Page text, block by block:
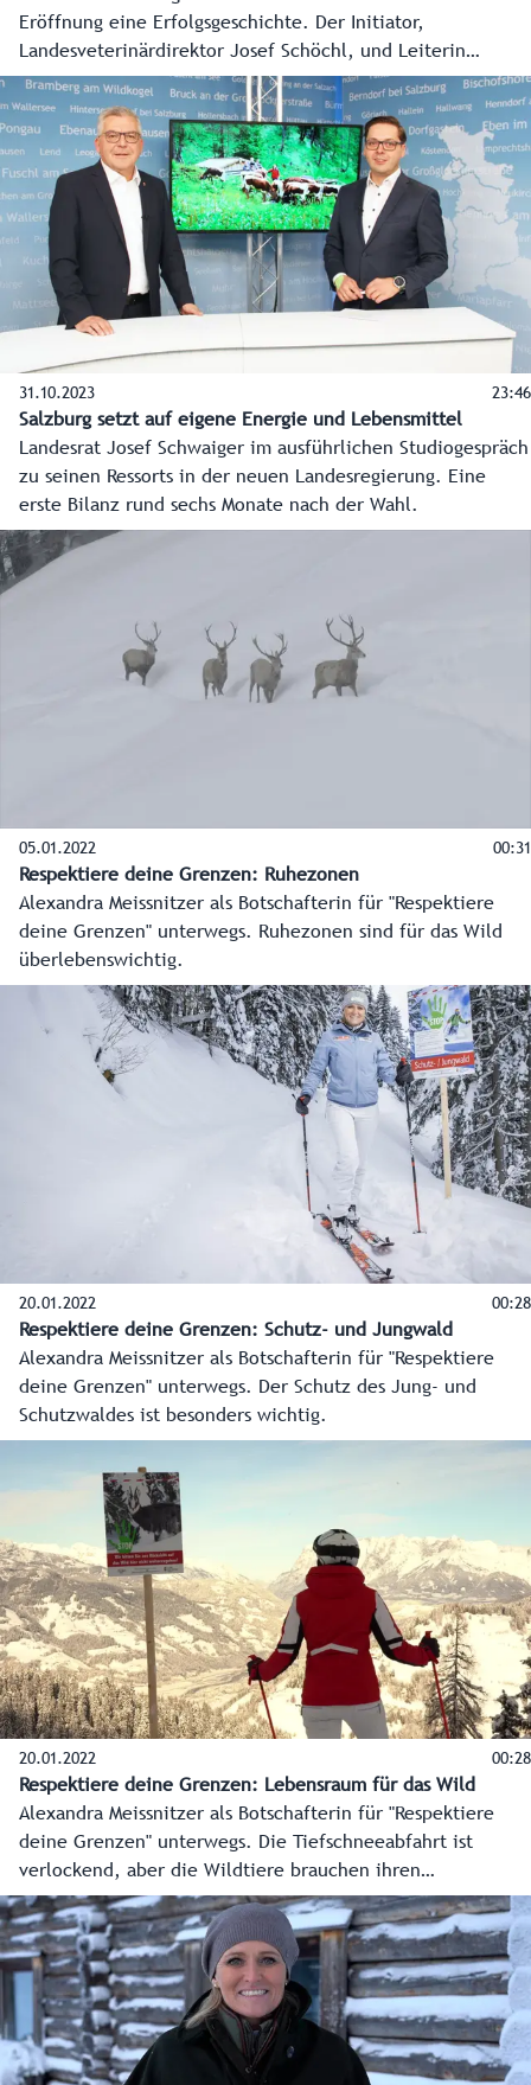
Eröffnung eine Erfolgsgeschichte. Der Initiator,
Landesveterinärdirektor Josef Schöchl, und Leiterin
Kathrin Rasser über das besondere Projekt, die vielen
Helfer und auch die spezielle Nachbarschaft zum
Caritasdorf St. Anton.
31.10.2023 23:46
Salzburg setzt auf eigene Energie und Lebensmittel
Landesrat Josef Schwaiger im ausführlichen Studiogespräch
zu seinen Ressorts in der neuen Landesregierung. Eine
erste Bilanz rund sechs Monate nach der Wahl.
05.01.2022 00:31
Respektiere deine Grenzen: Ruhezonen
Alexandra Meissnitzer als Botschafterin für "Respektiere
deine Grenzen" unterwegs. Ruhezonen sind für das Wild
überlebenswichtig.
20.01.2022 00:28
Respektiere deine Grenzen: Schutz- und Jungwald
Alexandra Meissnitzer als Botschafterin für "Respektiere
deine Grenzen" unterwegs. Der Schutz des Jung- und
Schutzwaldes ist besonders wichtig.
20.01.2022 00:28
Respektiere deine Grenzen: Lebensraum für das Wild
Alexandra Meissnitzer als Botschafterin für "Respektiere
deine Grenzen" unterwegs. Die Tiefschneeabfahrt ist
verlockend, aber die Wildtiere brauchen ihren
Lebensraum.